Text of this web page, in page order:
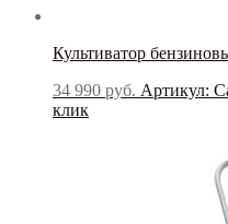
Культиватор
34 990 руб. Артикул:
клик